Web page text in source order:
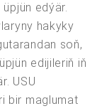
edýär.
hakyky
soň,
edijileriň iň
USU
bir maglumat